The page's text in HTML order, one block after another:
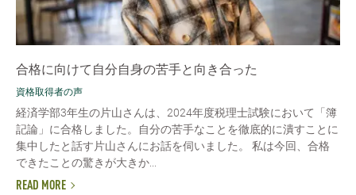
合格に向けて自分自身の苦手と向き合った
資格取得者の声
経済学部3年生の片山さんは、2024年度税理士試験において「簿
記論」に合格しました。自分の苦手なことを徹底的に潰すことに
集中したと話す片山さんにお話を伺いました。 私は今回、合格
できたことの驚きが大きか...
READ MORE